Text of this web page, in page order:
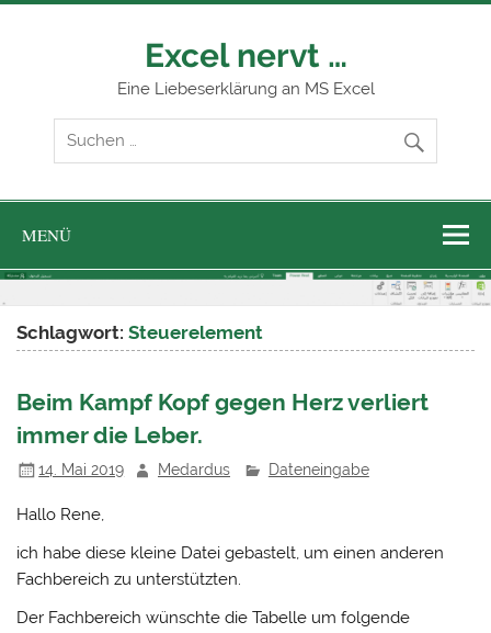
Zum
Excel nervt …
Eine Liebeserklärung an MS Excel
MENÜ
Schlagwort:Steuerelement
Beim Kampf Kopf gegen Herz verliert
immer die Leber.
14. Mai 2019 Medardus Dateneingabe
Hallo Rene,
ich habe diese kleine Datei gebastelt, um einen anderen
Fachbereich zu unterstützten.
Der Fachbereich wünschte die Tabelle um folgende